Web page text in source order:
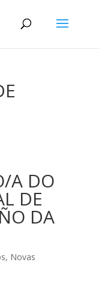
A DO
DE
DA
, Novas